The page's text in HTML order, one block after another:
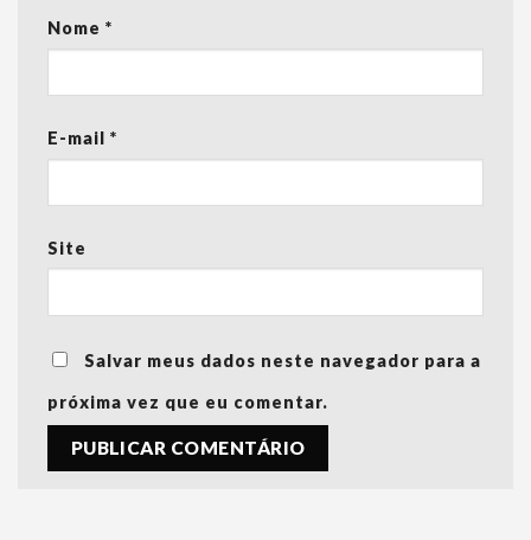
Nome *
E-mail *
Site
Salvar meus dados neste navegador para a
próxima vez que eu comentar.